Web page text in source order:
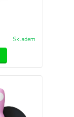
Skladem